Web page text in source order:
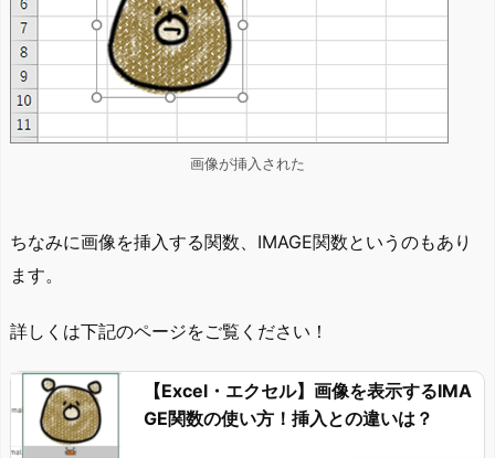
画像が挿入された
ちなみに画像を挿入する関数、IMAGE関数というのもあり
ます。
詳しくは下記のページをご覧ください！
【Excel・エクセル】画像を表示するIMA
GE関数の使い方！挿入との違いは？